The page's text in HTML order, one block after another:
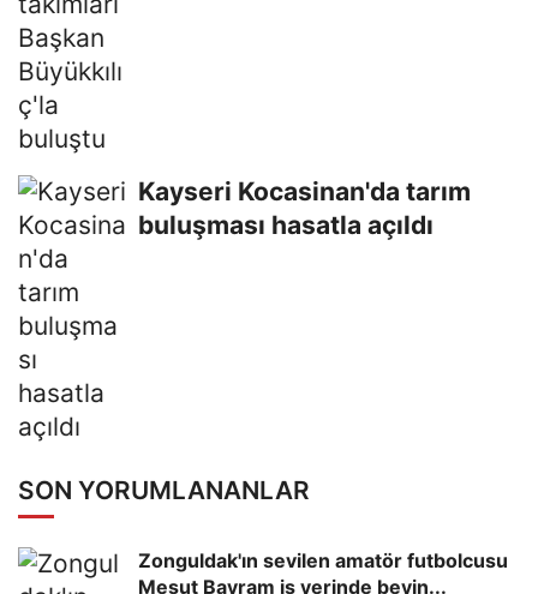
Kayseri Kocasinan'da tarım
buluşması hasatla açıldı
SON YORUMLANANLAR
Zonguldak'ın sevilen amatör futbolcusu
Mesut Bayram iş yerinde beyin...